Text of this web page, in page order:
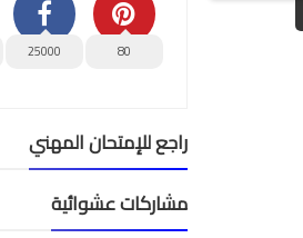
80
25000
راجع للإمتحان المهني
مشاركات عشوائية